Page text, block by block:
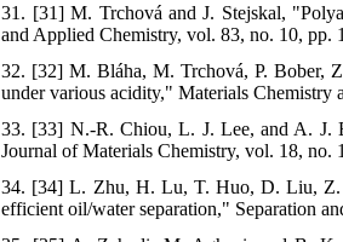
31. [31] M. Trchová and J. Stejskal,
and Applied Chemistry, vol. 83, no. 10, pp.
32. [32] M. Bláha, M. Trchová, P. Bober,
under various acidity," Materials
33. [33] N.-R. Chiou, L. J. Lee, and A. J.
Journal of Materials Chemistry, vol. 18, no.
34. [34] L. Zhu, H. Lu, T. Huo, D. Liu, Z.
efficient oil/water separation," Separation